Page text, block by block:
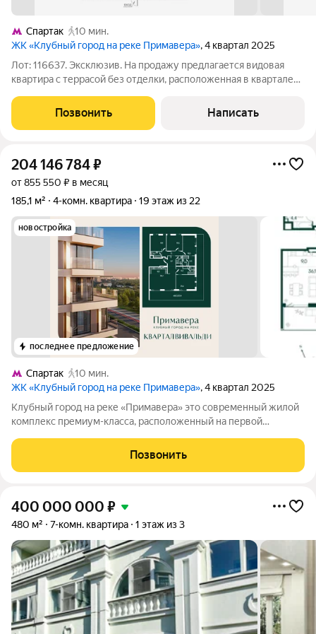
Спартак
10 мин.
ЖК «Клубный город на реке Примавера», 4 квартал 2025
Лот: 116637. Эксклюзив. На продажу предлагается видовая
квартира с террасой без отделки, расположенная в квартале
клубном городе на Москва-реке "Примавера". Общая площадь
- 195 кв.м., (вкл. площадь
Позвонить Написать
204 146 784₽
от 855 550 ₽ в месяц
185,1 м²
4-комн. квартира 19 этаж из 22
новостройка
последнее предложение
Спартак
10 мин.
ЖК «Клубный город на реке Примавера», 4 квартал 2025
Клубный город на реке «Примавера» это современный жилой
комплекс премиум-класса, расположенный на первой
Покровское-Стрешнево. Под панорамными окнами квартир
находится собственный экопарк с
Позвонить
400 000 000 ₽
480 м² 7-комн. квартира 1 этаж из 3